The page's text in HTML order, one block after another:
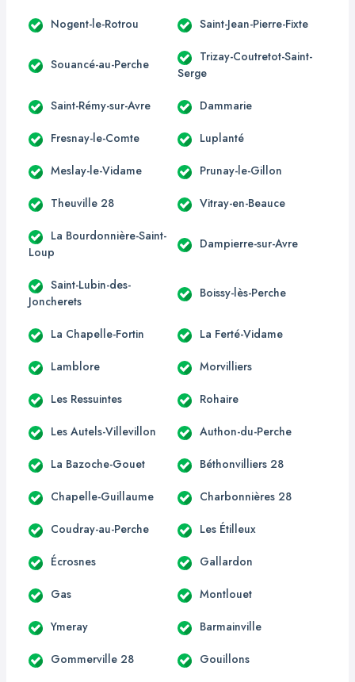
Nogent-le-Rotrou Saint-Jean-Pierre-Fixte
Souancé-au-Perche
Trizay-Coutretot-Saint-
Serge
Saint-Rémy-sur-Avre Dammarie
Fresnay-le-Comte Luplanté
Meslay-le-Vidame Prunay-le-Gillon
Theuville 28 Vitray-en-Beauce
La Bourdonnière-Saint-
Loup
Dampierre-sur-Avre
Saint-Lubin-des-
Joncherets
Boissy-lès-Perche
La Chapelle-Fortin La Ferté-Vidame
Lamblore Morvilliers
Les Ressuintes Rohaire
Les Autels-Villevillon Authon-du-Perche
La Bazoche-Gouet Béthonvilliers 28
Chapelle-Guillaume Charbonnières 28
Coudray-au-Perche Les Étilleux
Écrosnes Gallardon
Gas Montlouet
Ymeray Barmainville
Gommerville 28 Gouillons